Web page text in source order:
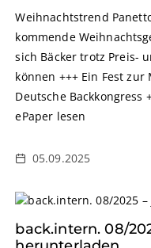
Weihnachtstrend
kommende
sich Bäcker trotz Preis-
können +++ Ein Fest
Deutsche Backkongress
ePaper lesen
05.09.2025
back.intern. 08/